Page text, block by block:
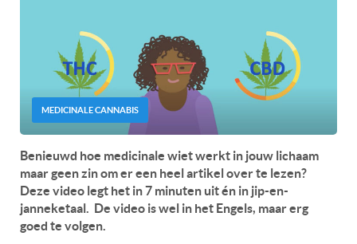
MEDICINALE CANNABIS
Benieuwd hoe medicinale wiet werkt in jouw lichaam
maar geen zin om er een heel artikel over te lezen?
Deze video legt het in 7 minuten uit én in jip-en-
janneketaal. De video is wel in het Engels, maar erg
goed te volgen.